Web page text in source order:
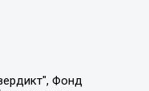
"Апрельские тезисы", Данилович Ирина Брониславовна, Кашин Олег Владимирович, Петров Николай Владимирович, Пивоваров Алексей Владимирович, Соколов Михаил Владимирович, Цветкова Юлия Владимировна, Чичваркин Евгений Александрович, Комитет против пыток/Команда против пыток, Общество с ограниченной ответственностью "Первый научный", Общество с ограниченной ответственностью "Вертолет и ко", Белоцерковская Вероника Борисовна, Кац Максим Евгеньевич, Лазарева Татьяна Юрьевна, Шаведдинов Руслан Табризович, Яшин Илья Валерьевич, Общество с ограниченной ответственностью "Иноагент ААВ", Алешковский Дмитрий Петрович, Альбац Евгения Марковна, Быков Дмитрий Львович, Галямина Юлия Евгеньевна, Лойко Сергей Леонидович, Мартынов Кирилл Константинович, Медведев Сергей Александрович, Крашенинников Федор Геннадиевич, Гордеева Катерина Вл